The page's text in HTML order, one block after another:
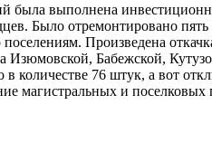
выполнена
Было отремонтировано
Произведена
Изюмовской, Бабежской,
количестве 76 штук, а вот
магистральных и поселковых